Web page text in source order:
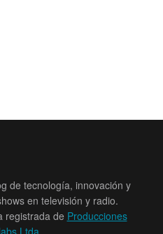
de tecnología, innovación y
en televisión y radio.
registrada de Producciones
Ltda